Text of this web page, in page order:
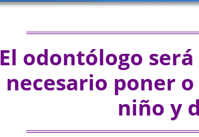
El odontólogo
necesario poner
niño y